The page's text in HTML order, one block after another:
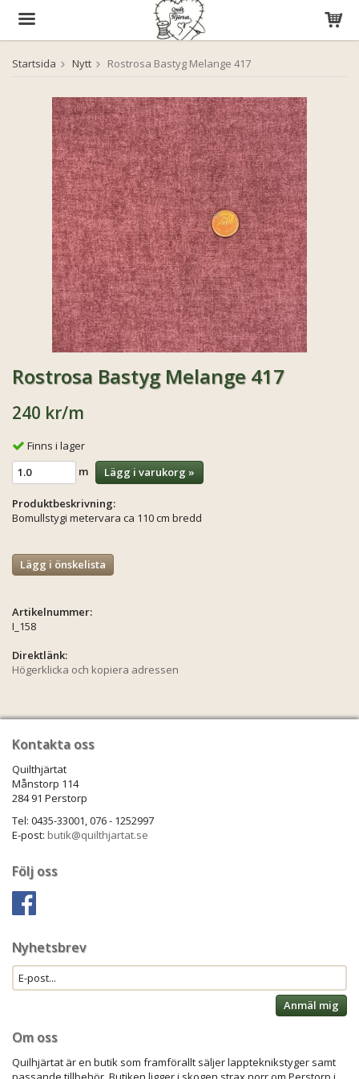
Produkten har blivit tillagd i varukorgen
Startsida Nytt Rostrosa Bastyg Melange 417
Rostrosa Bastyg Melange 417
240 kr/m
Finns i lager
m
Lägg i varukorg »
Produktbeskrivning:
Bomullstygi metervara ca 110 cm bredd
Lägg i önskelista
Artikelnummer:
I_158
Direktlänk:
Högerklicka och kopiera adressen
Kontakta oss
Quilthjärtat
Månstorp 114
284 91 Perstorp
Tel: 0435-33001, 076 - 1252997
E-post: butik@quilthjartat.se
Följ oss
Nyhetsbrev
Anmäl mig
Om oss
Quilhjärtat är en butik som framförallt säljer lappteknikstyger samt